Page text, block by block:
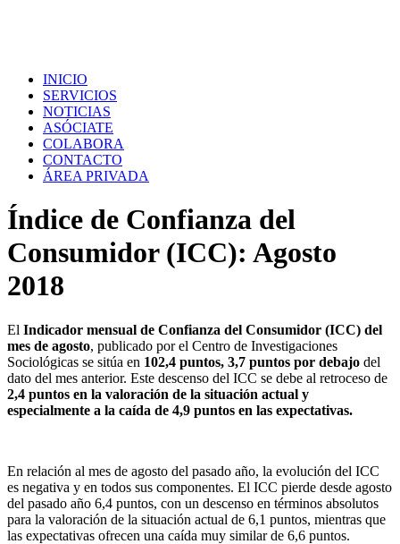
INICIO
SERVICIOS
NOTICIAS
ASÓCIATE
COLABORA
CONTACTO
ÁREA PRIVADA
Índice de Confianza del
Consumidor (ICC): Agosto
2018
El Indicador mensual de Confianza del Consumidor (ICC) del
mes de agosto, publicado por el Centro de Investigaciones
Sociológicas se sitúa en 102,4 puntos, 3,7 puntos por debajo del
dato del mes anterior. Este descenso del ICC se debe al retroceso de
2,4 puntos en la valoración de la situación actual y
especialmente a la caída de 4,9 puntos en las expectativas.
En relación al mes de agosto del pasado año, la evolución del ICC
es negativa y en todos sus componentes. El ICC pierde desde agosto
del pasado año 6,4 puntos, con un descenso en términos absolutos
para la valoración de la situación actual de 6,1 puntos, mientras que
las expectativas ofrecen una caída muy similar de 6,6 puntos.